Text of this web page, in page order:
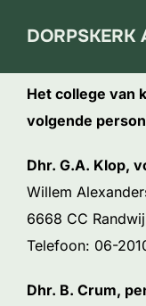
inhoud
DORPSKERK
Het college van
volgende
Dhr. G.A. Klop,
Willem
6668 CC
Telefoon: 06-
Dhr. B. Crum,